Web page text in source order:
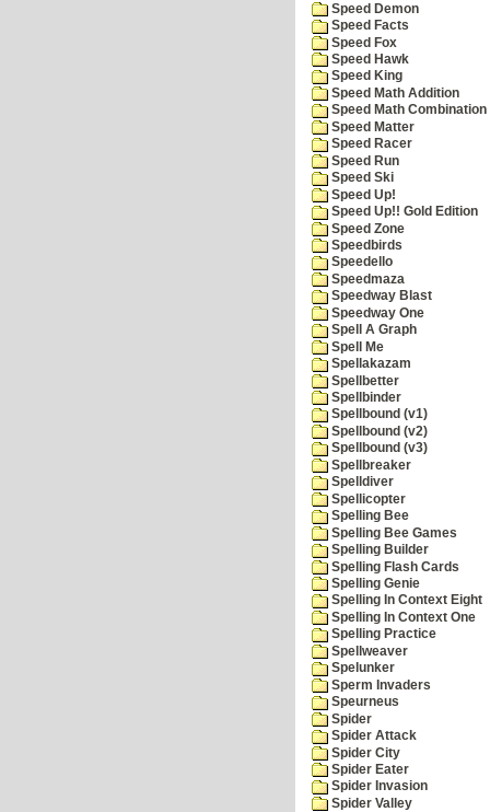
Speed Demon
Speed Facts
Speed Fox
Speed Hawk
Speed King
Speed Math Addition
Speed Math Combination
Speed Matter
Speed Racer
Speed Run
Speed Ski
Speed Up!
Speed Up!! Gold Edition
Speed Zone
Speedbirds
Speedello
Speedmaza
Speedway Blast
Speedway One
Spell A Graph
Spell Me
Spellakazam
Spellbetter
Spellbinder
Spellbound (v1)
Spellbound (v2)
Spellbound (v3)
Spellbreaker
Spelldiver
Spellicopter
Spelling Bee
Spelling Bee Games
Spelling Builder
Spelling Flash Cards
Spelling Genie
Spelling In Context Eight
Spelling In Context One
Spelling Practice
Spellweaver
Spelunker
Sperm Invaders
Speurneus
Spider
Spider Attack
Spider City
Spider Eater
Spider Invasion
Spider Valley